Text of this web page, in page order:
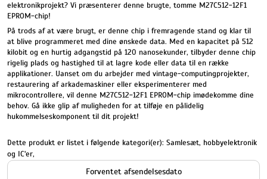
elektronikprojekt? Vi præsenterer denne brugte, tomme M27C512-12F1
EPROM-chip!
På trods af at være brugt, er denne chip i fremragende stand og klar til
at blive programmeret med dine ønskede data. Med en kapacitet på 512
kilobit og en hurtig adgangstid på 120 nanosekunder, tilbyder denne chip
rigelig plads og hastighed til at lagre kode eller data til en række
applikationer. Uanset om du arbejder med vintage-computingprojekter,
restaurering af arkademaskiner eller eksperimenterer med
mikrocontrollere, vil denne M27C512-12F1 EPROM-chip imødekomme dine
behov. Gå ikke glip af muligheden for at tilføje en pålidelig
hukommelseskomponent til dit projekt!
Dette produkt er listet i følgende kategori(er): Samlesæt, hobbyelektronik
og IC'er,
Forventet afsendelsesdato